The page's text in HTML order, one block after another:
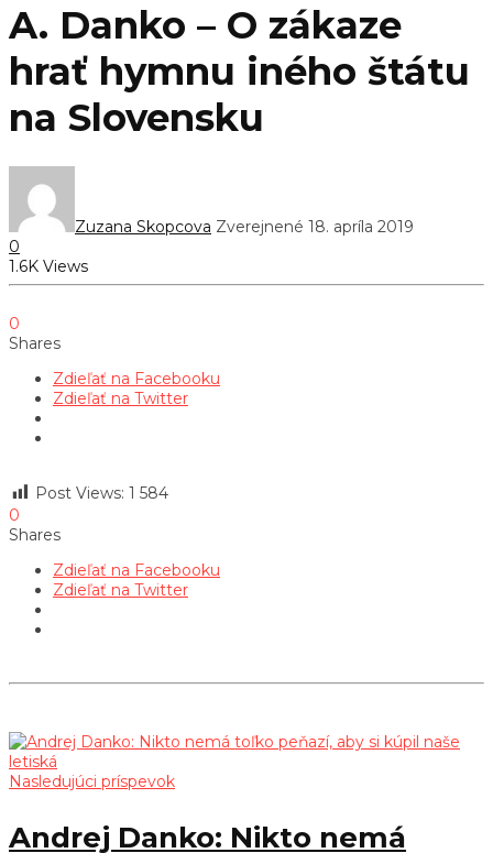
A. Danko – O zákaze
hrať hymnu iného štátu
na Slovensku
Zuzana Skopcova Zverejnené 18. apríla 2019
0
1.6K Views
0
Shares
Zdieľať na Facebooku
Zdieľať na Twitter
Post Views: 1 584
0
Shares
Zdieľať na Facebooku
Zdieľať na Twitter
Nasledujúci príspevok
Andrej Danko: Nikto nemá